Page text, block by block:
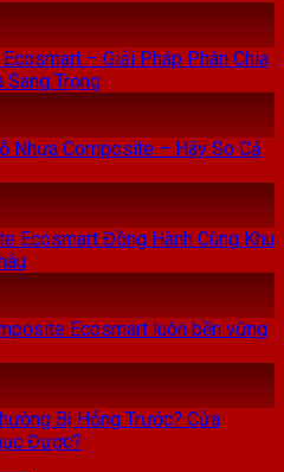
– Giải Pháp Phân Chia
Sang Trọng
Nhựa Composite – Hãy So Cả
Ecosmart Đồng Hành Cùng Khu
Ecosmart luôn bền vững
Bị Hỏng Trước? Cửa
Được?